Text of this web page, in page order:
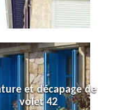
et décapage de
volet 42